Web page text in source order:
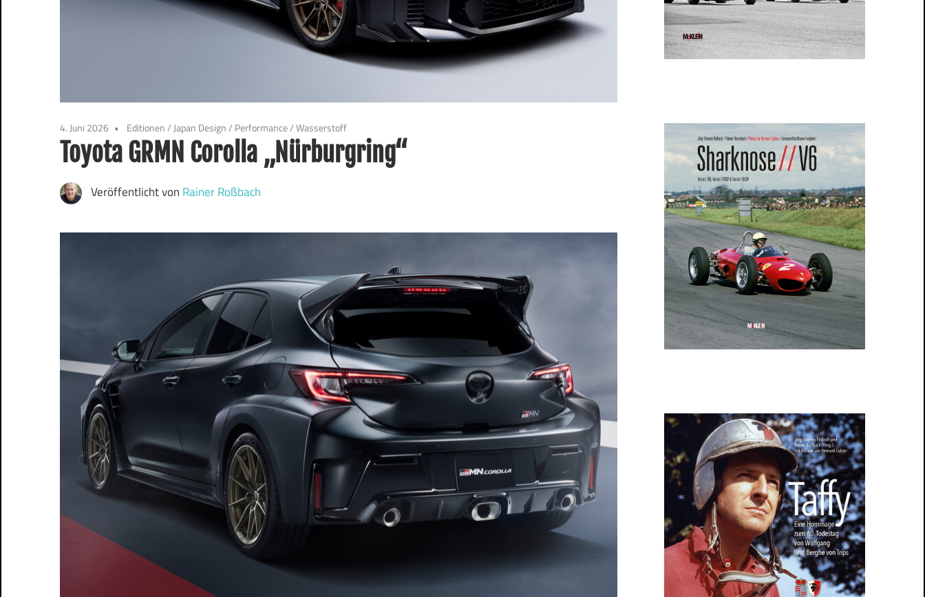
4. Juni 2026 Editionen/ Japan Design/ Performance/Wasserstoff
Toyota GRMN Corolla „Nürburgring“
Veröffentlicht von Rainer Roßbach